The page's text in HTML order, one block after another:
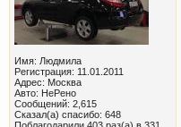
Имя: Людмила
Регистрация: 11.01.2011
Адрес: Москва
Авто: НеРено
Сообщений: 2,615
Сказал(а) спасибо: 648